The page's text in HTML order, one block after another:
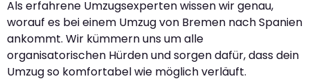
Als erfahrene Umzugsexperten wissen wir genau,
worauf es bei einem Umzug von Bremen nach Spanien
ankommt. Wir kümmern uns um alle
organisatorischen Hürden und sorgen dafür, dass dein
Umzug so komfortabel wie möglich verläuft.